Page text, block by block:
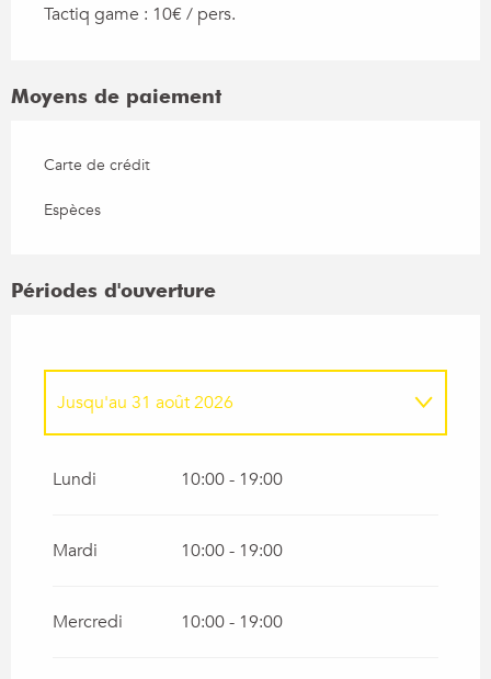
Tactiq game : 10€ / pers.
Moyens de paiement
Carte de crédit
Espèces
Périodes d'ouverture
18 mai 2026
Jusqu'au 31 août 2026
Lundi 10:00 - 19:00
Mardi 10:00 - 19:00
Mercredi 10:00 - 19:00